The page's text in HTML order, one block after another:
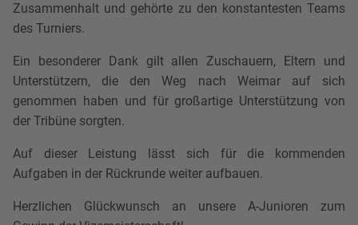
Zusammenhalt und gehörte zu den konstantesten Teams
des Turniers.
Ein besonderer Dank gilt allen Zuschauern, Eltern und
Unterstützern, die den Weg nach Weimar auf sich
genommen haben und für großartige Unterstützung von
der Tribüne sorgten.
Auf dieser Leistung lässt sich für die kommenden
Aufgaben in der Rückrunde weiter aufbauen.
Herzlichen Glückwunsch an unsere A-Junioren zum